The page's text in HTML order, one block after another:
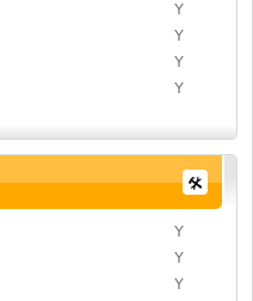
Y
Y
Y
Y
Y
Y
Y